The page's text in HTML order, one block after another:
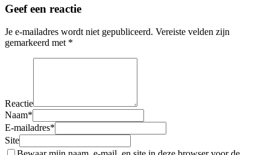
Geef een reactie
Je e-mailadres wordt niet gepubliceerd. Vereiste velden zijn
gemarkeerd met *
Reactie
Naam*
E-mailadres*
Site